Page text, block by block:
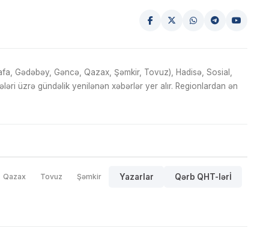
Gədəbəy, Gəncə, Qazax, Şəmkir, Tovuz), Hadisə, Sosial,
üzrə gündəlik yenilənən xəbərlər yer alır. Regionlardan ən
Qazax Tovuz Şəmkir Yazarlar Qərb QHT-lərİ